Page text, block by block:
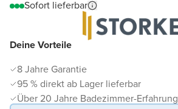
Deine Vorteile
8 Jahre Garantie
95 % direkt ab Lager lieferbar
Über 20 Jahre Badezimmer-Erfahrung
Sofort lieferbar